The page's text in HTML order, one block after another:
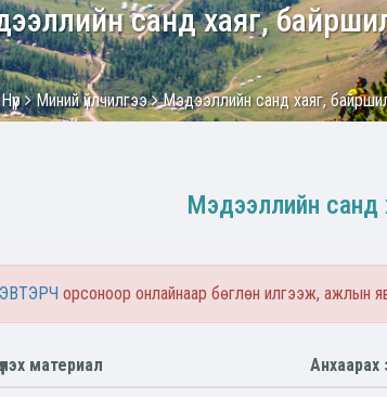
санд хаяг, байршил
Нүүр Миний үйлчилгээ Мэдээллийн санд хаяг, байршил
Мэдээллийн санд
орсоноор онлайнаар бөглөн илгээж, ажлын
материал Анхаарах